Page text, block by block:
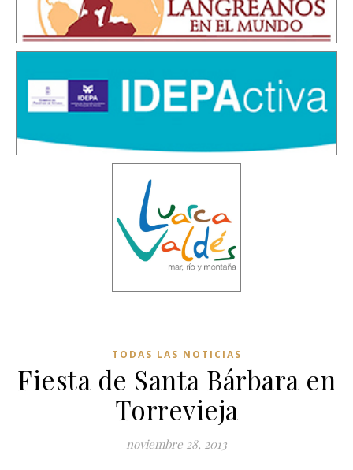
TODAS LAS NOTICIAS
Fiesta de Santa Bárbara en
Torrevieja
noviembre 28, 2013